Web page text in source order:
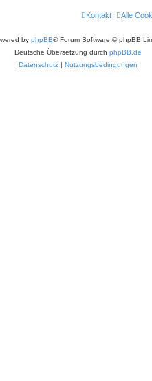
Alle
Kontakt
by phpBB® Forum Software © phpBB
Deutsche Übersetzung durch phpBB.de
Datenschutz | Nutzungsbedingungen